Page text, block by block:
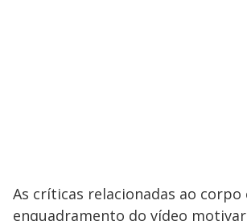
As críticas relacionadas ao corpo
enquadramento do vídeo